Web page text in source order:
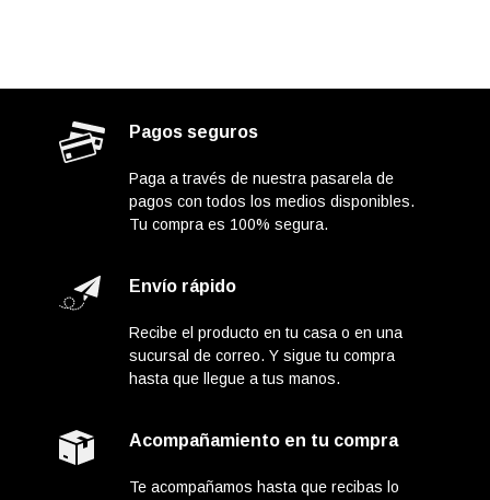
Pagos seguros
Paga a través de nuestra pasarela de
pagos con todos los medios disponibles.
Tu compra es 100% segura.
Envío rápido
Recibe el producto en tu casa o en una
sucursal de correo. Y sigue tu compra
hasta que llegue a tus manos.
Acompañamiento en tu compra
Te acompañamos hasta que recibas lo